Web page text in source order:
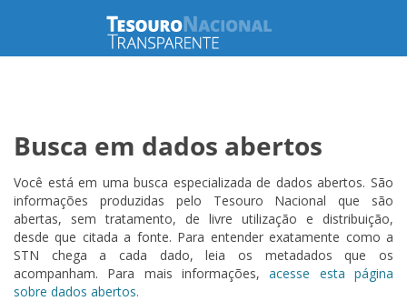
Busca em dados abertos
Você está em uma busca especializada de dados abertos. São
informações produzidas pelo Tesouro Nacional que são
abertas, sem tratamento, de livre utilização e distribuição,
desde que citada a fonte. Para entender exatamente como a
STN chega a cada dado, leia os metadados que os
acompanham. Para mais informações,acesse esta página
sobre dados abertos.